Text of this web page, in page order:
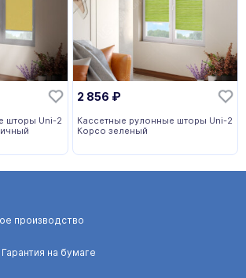
шторы Uni-2
2 856 ₽
Кассетные рулонные шторы Uni-2
Корсо зеленый
производство
на бумаге